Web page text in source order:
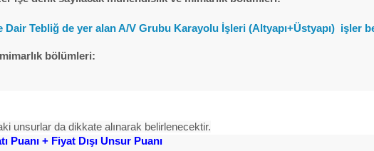
Tebliğ de yer alan A/V Grubu Karayolu İşleri (Altyapı+Üstyapı) işler
bölümleri:
unsurlar da dikkate alınarak belirlenecektir.
Puanı + Fiyat Dışı Unsur Puanı